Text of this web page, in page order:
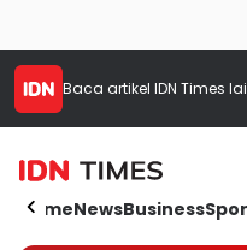
Baca artikel IDN Times
HomeNewsBusiness